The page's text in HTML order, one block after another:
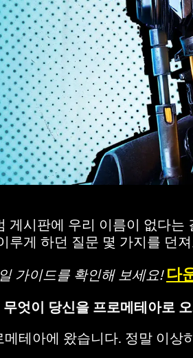
게시판에 우리 이름이 없다
루게 하던 질문 몇 가지를 던
가이드를 확인해 보세요!다
엇이 당신을 프로메테아로
테아에 왔습니다. 정말 이상